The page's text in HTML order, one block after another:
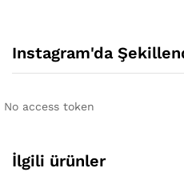
Instagram'da
No access token
İlgili ürünler